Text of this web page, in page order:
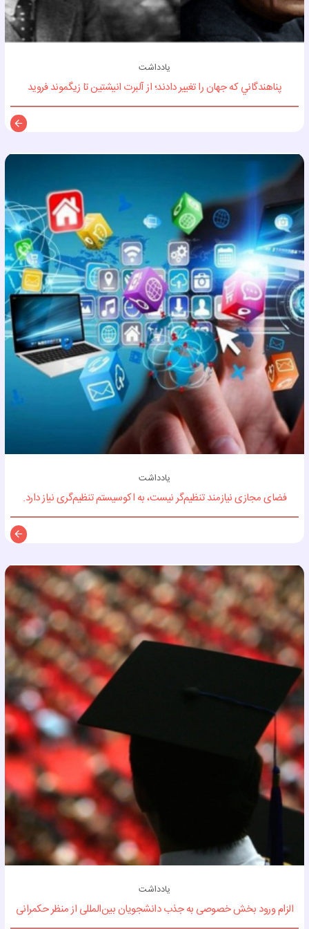
یادداشت
پناهندگاني كه جهان را تغيير دادند؛ از آلبرت انيشتين تا زيگموند فرويد
یادداشت
فضای مجازی نیازمند تنظیم‌گر نیست، به اکوسیستم تنظیم‌گری نیاز دارد.
یادداشت
الزام ورود بخش خصوصی به جذب دانشجویان بین‌المللی از منظر حکمرانی